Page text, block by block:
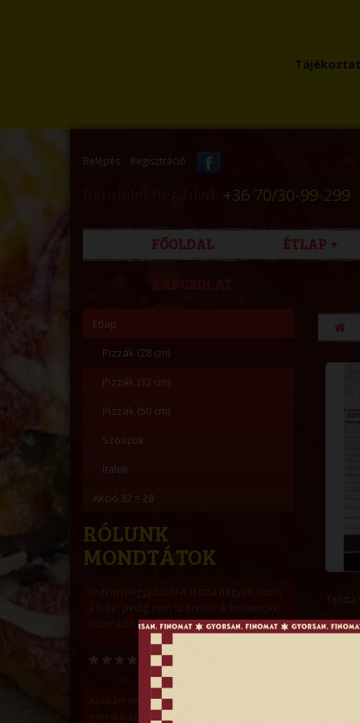
Belépés Regisztráció
Rendeléshez hívd: +36 70/30-99-299
FŐOLDAL ÉTLAP
Étlap
Pizzák (28 cm)
Pizzák (32 cm)
Pizzák (50 cm)
Szószok
Italok
Akció 32 = 28
RÓLUNK
MONDTÁTOK
Engem meggyőzött! A tészta nagyon finom,
a feltét pedig nem spórolós. A kedvencek:
húsimádó & magyaros
Apukám nem igazán van oda a
gyorskajáért, de ma nállatok élete legjobb